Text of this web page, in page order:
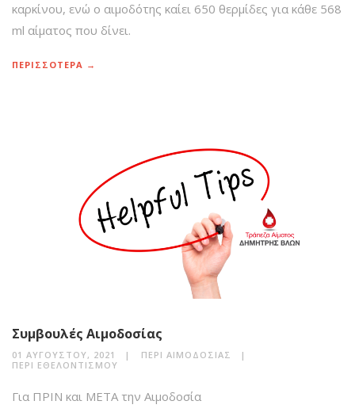
καρκίνου, ενώ ο αιμοδότης καίει 650 θερμίδες για κάθε 568
ml αίματος που δίνει.
ΠΕΡΙΣΣΟΤΕΡΑ →
Συμβουλές Αιμοδοσίας
01 ΑΥΓΟΎΣΤΟΥ, 2021
ΠΕΡΊ ΑΙΜΟΔΟΣΊΑΣ
ΠΕΡΊ ΕΘΕΛΟΝΤΙΣΜΟΎ
Για ΠΡΙΝ και ΜΕΤΑ την Αιμοδοσία